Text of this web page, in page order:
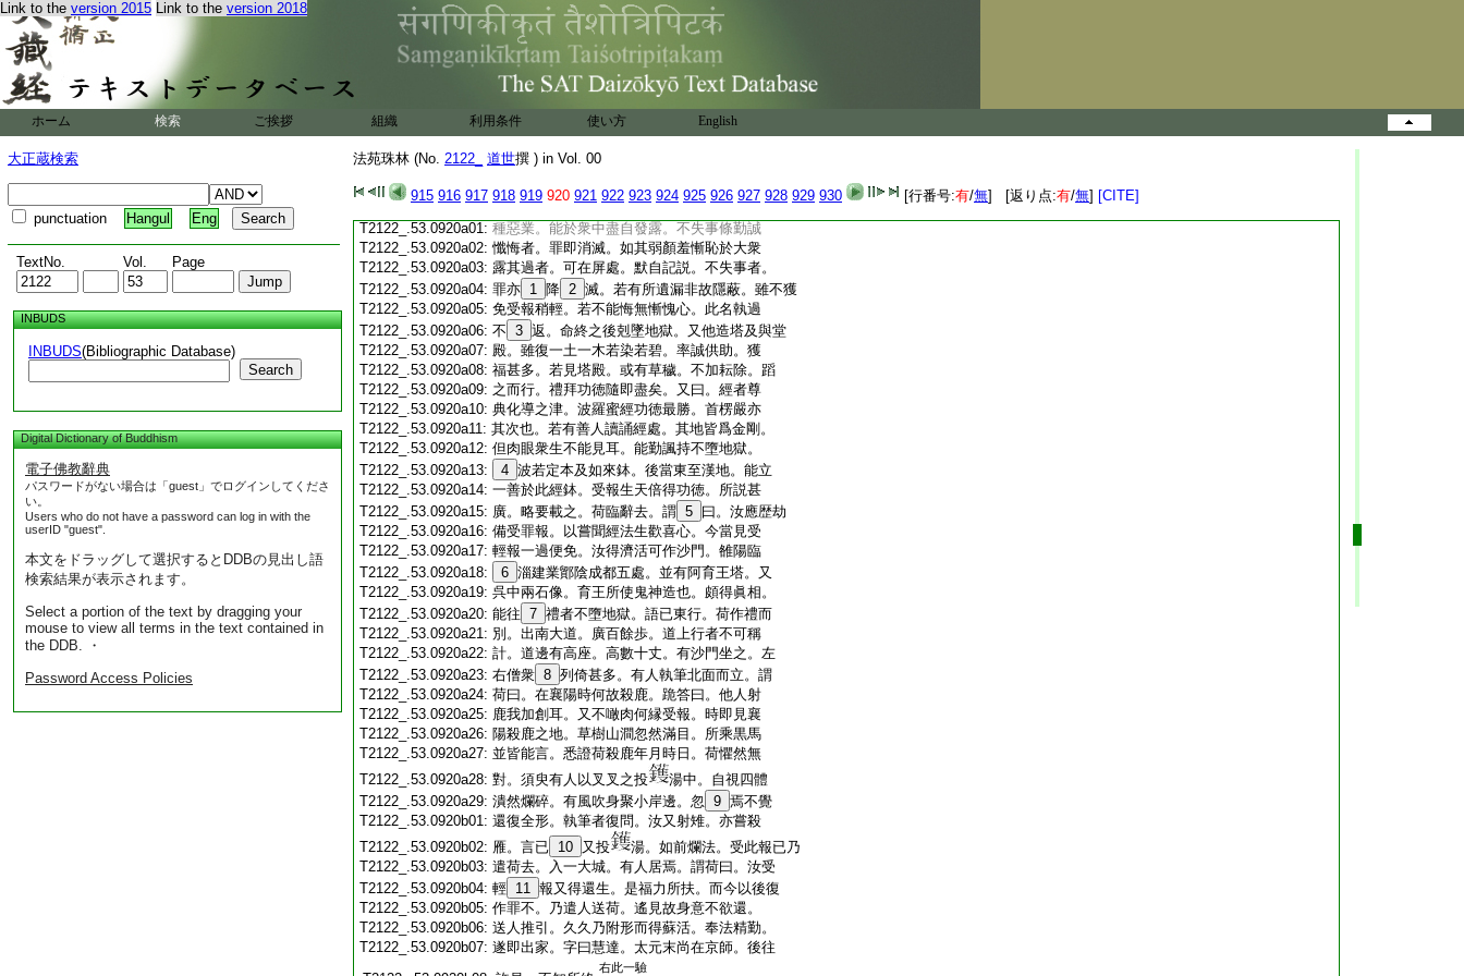
Link to the version 2015 Link to the version 2018
ホーム 検索 ご挨拶 組織 利用条件 使い方 English
大正蔵検索
punctuation Hangul Eng
TextNo. Vol. Page
INBUDS
INBUDS(Bibliographic Database)
Search
Digital Dictionary of Buddhism
電子佛教辭典
パスワードがない場合は「guest」でログインしてくださ
い。
Users who do not have a password can log in with the
userID "guest".
本文をドラッグして選択するとDDBの見出し語
検索結果が表示されます。
Select a portion of the text by dragging your
mouse to view all terms in the text contained in
the DDB. ・
Password Access Policies
法苑珠林 (No. 2122_ 道世撰 ) in Vol. 00
915 916 917 918 919 920 921 922 923 924 925 926 927 928 929 930 [行番号:有/無] [返り点:有/無] [CITE]
T2122_.53.0919c19:法。略與經説相 21
符。自荷履踐地獄。示有光
T2122_.53.0919c20:景。俄而忽見金色。暉明皎然。見人長二丈
T2122_.53.0919c21:許。相好嚴華體黄金色。左右竝曰。觀世大
T2122_.53.0919c22:士也。皆起迎禮。有二沙門。形質相類。竝行
而東。荷作禮畢。菩薩具爲説法可千餘言。
末云。凡爲亡人設福。若父母兄弟。爰至七
T2122_.53.0919c25:世姻媾親戚朋友路人。或在精舍。或在家中。
T2122_.53.0919c26: 亡者受苦即得免脱。七月望
T2122_.53.0919c27:時設供彌爲勝也。若
T2122_.53.0919c28: 器摽題言。爲某人親奉上三寶。福施彌多其
T2122_.53.0920a01: 種惡業。能於衆中盡自發露。不失事條勤誠
T2122_.53.0920a02:懺悔者。罪即消滅。如其弱顏羞慚恥於大衆
T2122_.53.0920a03: 露其過者。可在屏處。默自記説。不失事者。
T2122_.53.0920a04: 罪亦 1 降 2 滅。若有所遺漏非故隱蔽。雖不獲
T2122_.53.0920a05: 免受報稍輕。若不能悔無慚愧心。此名執過
T2122_.53.0920a06: 不 3 返。命終之後剋墜地獄。又他造塔及與堂
T2122_.53.0920a07: 殿。雖復一土一木若染若碧。率誠供助。獲
T2122_.53.0920a08: 福甚多。若見塔殿。或有草穢。不加耘除。蹈
T2122_.53.0920a09: 之而行。禮拜功徳隨即盡矣。又曰。經者尊
T2122_.53.0920a10: 典化導之津。波羅蜜經功徳最勝。首楞嚴亦
T2122_.53.0920a11: 其次也。若有善人讀誦經處。其地皆爲金剛。
T2122_.53.0920a12: 但肉眼衆生不能見耳。能勤諷持不墮地獄。
T2122_.53.0920a13:
4 波若定本及如來鉢。後當東至漢地。能立
T2122_.53.0920a14: 一善於此經鉢。受報生天倍得功徳。所説甚
T2122_.53.0920a15: 廣。略要載之。荷臨辭去。謂 5 曰。汝應歴劫
T2122_.53.0920a16: 備受罪報。以嘗聞經法生歡喜心。今當見受
T2122_.53.0920a17: 輕報一過便免。汝得濟活可作沙門。雒陽臨
T2122_.53.0920a18:
6 淄建業鄮陰成都五處。並有阿育王塔。又
T2122_.53.0920a19: 呉中兩石像。育王所使鬼神造也。頗得眞相。
T2122_.53.0920a20: 能往 7 禮者不墮地獄。語已東行。荷作禮而
T2122_.53.0920a21: 別。出南大道。廣百餘歩。道上行者不可稱
T2122_.53.0920a22: 計。道邊有高座。高數十丈。有沙門坐之。左
T2122_.53.0920a23: 右僧衆 8 列倚甚多。有人執筆北面而立。謂
T2122_.53.0920a24: 荷曰。在襄陽時何故殺鹿。跪答曰。他人射
T2122_.53.0920a25: 鹿我加創耳。又不噉肉何縁受報。時即見襄
T2122_.53.0920a26: 陽殺鹿之地。草樹山澗忽然滿目。所乘黒馬
T2122_.53.0920a27: 並皆能言。悉證荷殺鹿年月時日。荷懼然無
T2122_.53.0920a28: 對。須臾有人以叉叉之投
湯中。自視四體
T2122_.53.0920a29: 潰然爛碎。有風吹身聚小岸邊。忽 9 焉不覺
T2122_.53.0920b01: 還復全形。執筆者復問。汝又射雉。亦嘗殺
T2122_.53.0920b02: 雁。言已 10 又投
湯。如前爛法。受此報已乃
T2122_.53.0920b03: 遣荷去。入一大城。有人居焉。謂荷曰。汝受
T2122_.53.0920b04: 輕 11 報又得還生。是福力所扶。而今以後復
T2122_.53.0920b05: 作罪不。乃遣人送荷。遙見故身意不欲還。
T2122_.53.0920b06: 送人推引。久久乃附形而得蘇活。奉法精勤。
T2122_.53.0920b07: 遂即出家。字曰慧達。太元末尚在京師。後往
右此一驗